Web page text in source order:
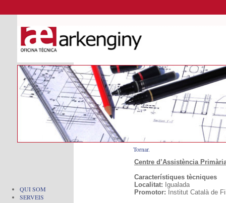
QUI SOM
SERVEIS
Tornar.
Centre d’Assistència
Característiques tècniques
Localitat: Igualada
Promotor: Institut Català de